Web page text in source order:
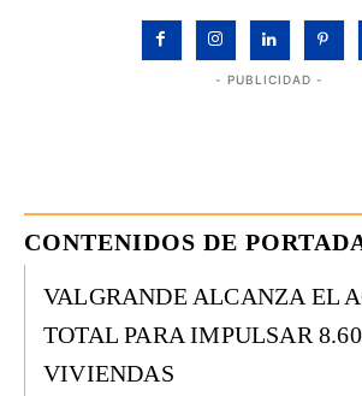
- PUBLICIDAD -
CONTENIDOS DE
VALGRANDE ALCANZA EL
TOTAL PARA IMPULSAR
VIVIENDAS